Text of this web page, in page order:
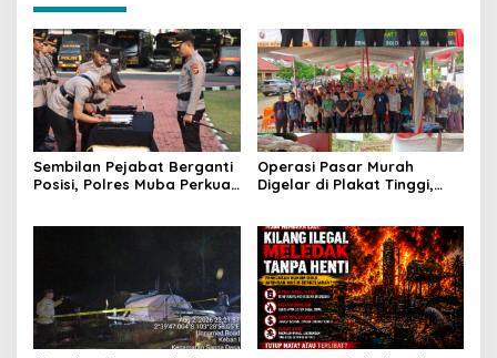
Sembilan Pejabat Berganti
Posisi, Polres Muba Perkuat
Operasi Pasar Murah
Digelar di Plakat Tinggi,
Beban Warga